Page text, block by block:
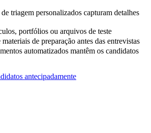
triagem personalizados capturam detalhes
portfólios ou arquivos de teste
de preparação antes das entrevistas
automatizados mantêm os candidatos
antecipadamente